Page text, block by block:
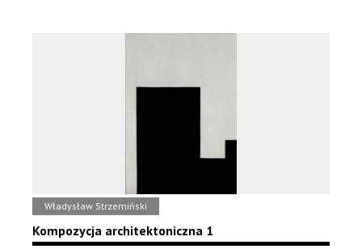
Władysław Strzemiński
Kompozycja architektoniczna 1